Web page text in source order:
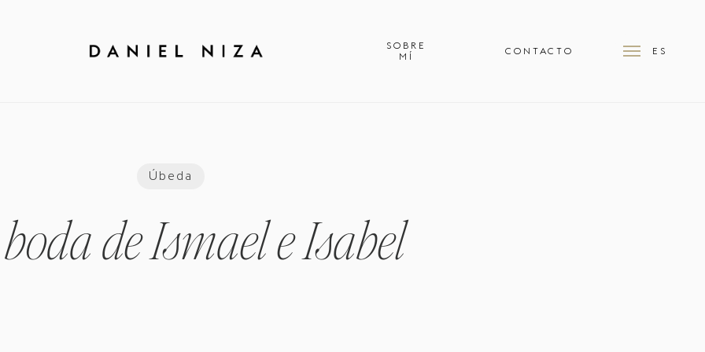
SOBRE
MÍ
CONTACTO ES
Menu
Úbeda
de Ismael e Isabel